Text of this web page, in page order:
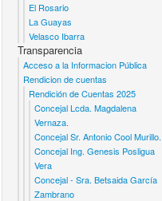
El Rosario
La Guayas
Velasco Ibarra
Transparencia
Acceso a la Informacion Pública
Rendicion de cuentas
Rendición de Cuentas 2025
Concejal Lcda. Magdalena
Vernaza.
Concejal Sr. Antonio Cool Murillo.
Concejal Ing. Genesis Posligua
Vera
Concejal - Sra. Betsaida García
Zambrano